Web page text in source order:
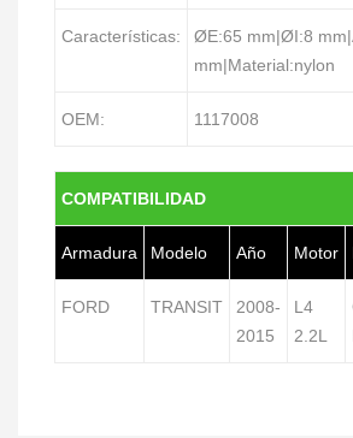
Características:
ØE:65 mm|ØI:8
mm|Material:nylon
OEM: 1117008
COMPATIBILIDAD
Armadura Modelo Año Motor
FORD TRANSIT
2008-
2015
L4
2.2L